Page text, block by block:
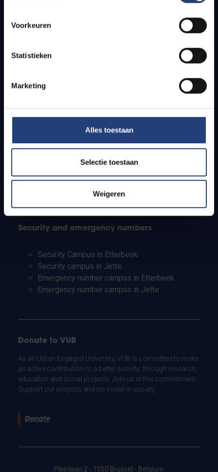
Voorkeuren
Statistieken
Marketing
Alles toestaan
Selectie toestaan
Weigeren
How to get to the VUB campuses
Students
PhD students
Teachers and secondary schools
Working students
Security and emergency numbers
Security Campus in Etterbeek
Security campus in Jette
Emergency number campus in Etterbeek
Emergency number campus in Jette
Donate to VUB
As an Urban Engaged University, VUB is committed to make
an active contribution to a better society: through research,
education and social projects. Join us in this commitment.
Support our projects and co-invest in society.
Donate
Pleinlaan 2 - 1050 Brussel - Belgium